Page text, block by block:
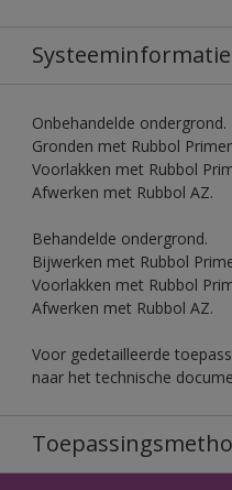
Systeeminformatie
Onbehandelde ondergrond.
Gronden met Rubbol
Voorlakken met Rubbol
Afwerken met Rubbol AZ.
Behandelde ondergrond.
Bijwerken met Rubbol
Voorlakken met Rubbol
Afwerken met Rubbol AZ.
Voor gedetailleerde
naar het technische